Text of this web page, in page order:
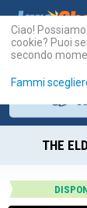
THE
Ciao!
cookie? Puoi
secondo
Fammi